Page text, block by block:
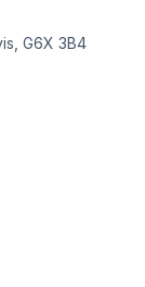
G6X 3B4